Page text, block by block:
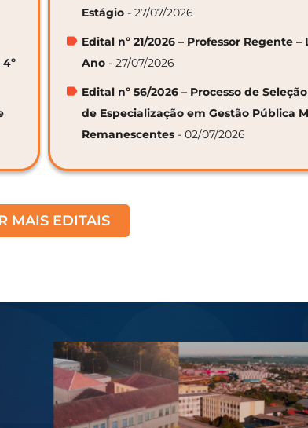
Estágio - 27/07/2026
Edital nº 21/2026 – Professor Regente
Ano - 27/07/2026
Edital nº 56/2026 – Processo de
de Especialização em Gestão Pública
Remanescentes - 02/07/2026
MAIS EDITAIS